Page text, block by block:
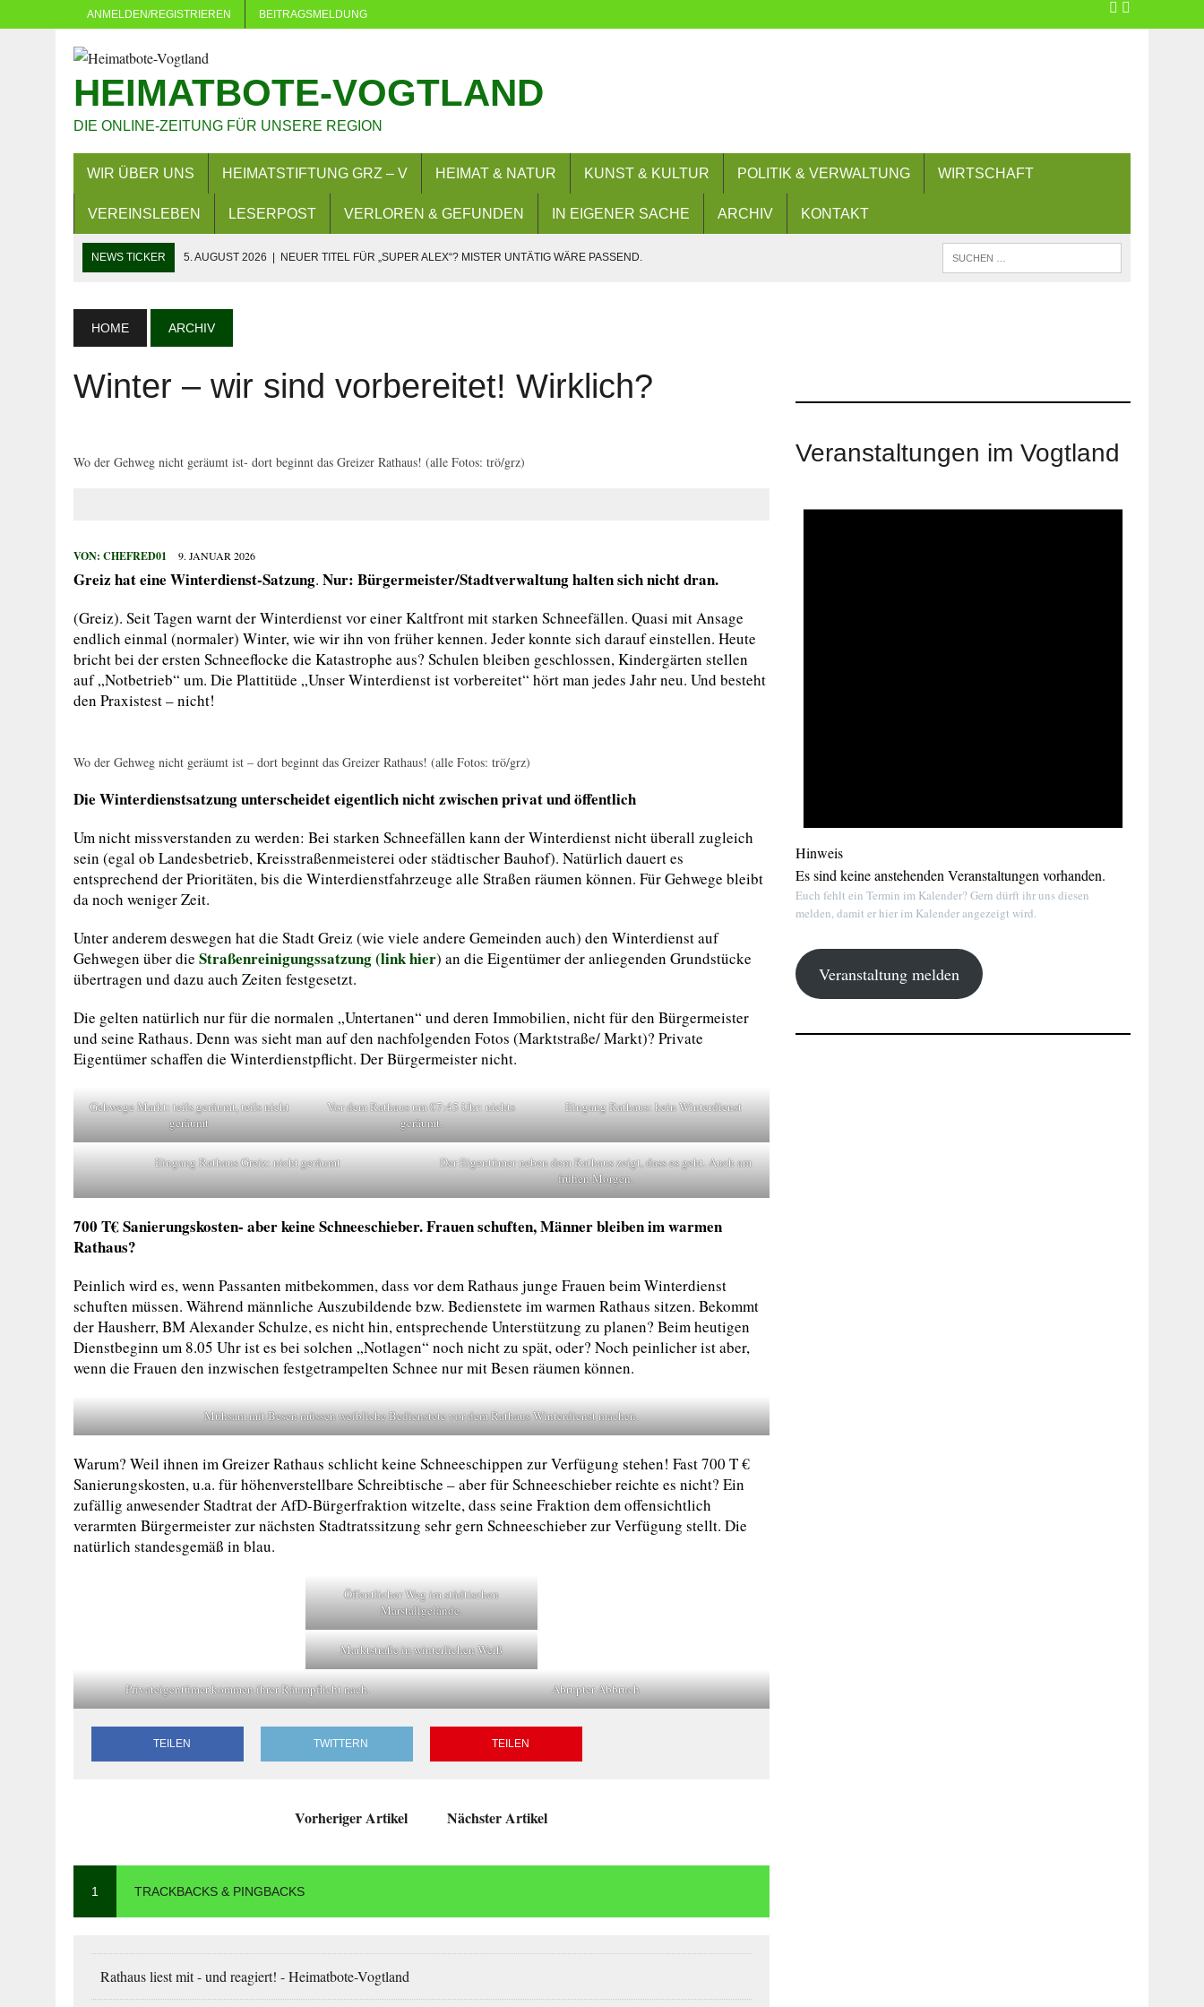
ANMELDEN/REGISTRIEREN BEITRAGSMELDUNG
HEIMATBOTE-VOGTLAND
DIE ONLINE-ZEITUNG FÜR UNSERE REGION
WIR ÜBER UNS HEIMATSTIFTUNG GRZ – V HEIMAT & NATUR KUNST & KULTUR POLITIK & VERWALTUNG WIRTSCHAFT
VEREINSLEBEN LESERPOST VERLOREN & GEFUNDEN IN EIGENER SACHE ARCHIV KONTAKT
NEWS TICKER 5. AUGUST 2026 NEUER TITEL FÜR „SUPER ALEX“? MISTER UNTÄTIG WÄRE PASSEND.
3. AUGUST 2026 | LANDKREIS GREIZ: FAHREN OHNE FAHRERLAUBNIS
29. JULI 2026 SOMMER IN EICH: MEHR ALS 380 KINDER BESUCHEN FLORIANBILDUNGSZENTRUM (FLOBIZ)
27. JULI 2026 | EINBRUCH IN ERLEBNISBAD
HOME ARCHIV
Winter – wir sind vorbereitet! Wirklich?
Wo der Gehweg nicht geräumt ist- dort beginnt das Greizer Rathaus! (alle Fotos: trö/grz)
VON: CHEFRED01 9. JANUAR 2026
Greiz hat eine Winterdienst-Satzung. Nur: Bürgermeister/Stadtverwaltung halten sich nicht dran.
(Greiz). Seit Tagen warnt der Winterdienst vor einer Kaltfront mit starken Schneefällen. Quasi mit Ansage
endlich einmal (normaler) Winter, wie wir ihn von früher kennen. Jeder konnte sich darauf einstellen. Heute
bricht bei der ersten Schneeflocke die Katastrophe aus? Schulen bleiben geschlossen, Kindergärten stellen
auf „Notbetrieb“ um. Die Plattitüde „Unser Winterdienst ist vorbereitet“ hört man jedes Jahr neu. Und besteht
den Praxistest – nicht!
Wo der Gehweg nicht geräumt ist – dort beginnt das Greizer Rathaus! (alle Fotos: trö/grz)
Die Winterdienstsatzung unterscheidet eigentlich nicht zwischen privat und öffentlich
Um nicht missverstanden zu werden: Bei starken Schneefällen kann der Winterdienst nicht überall zugleich
sein (egal ob Landesbetrieb, Kreisstraßenmeisterei oder städtischer Bauhof). Natürlich dauert es
entsprechend der Prioritäten, bis die Winterdienstfahrzeuge alle Straßen räumen können. Für Gehwege bleibt
da noch weniger Zeit.
Unter anderem deswegen hat die Stadt Greiz (wie viele andere Gemeinden auch) den Winterdienst auf
Gehwegen über die Straßenreinigungssatzung (link hier) an die Eigentümer der anliegenden Grundstücke
übertragen und dazu auch Zeiten festgesetzt.
Die gelten natürlich nur für die normalen „Untertanen“ und deren Immobilien, nicht für den Bürgermeister
und seine Rathaus. Denn was sieht man auf den nachfolgenden Fotos (Marktstraße/ Markt)? Private
Eigentümer schaffen die Winterdienstpflicht. Der Bürgermeister nicht.
Gehwege Markt: teils geräumt, teils nicht
geräumt
Vor dem Rathaus um 07:45 Uhr: nichts
geräumt.
Eingang Rathaus: kein Winterdienst
Eingang Rathaus Greiz: nicht geräumt
Der Eigentümer neben dem Rathaus zeigt, dass es geht. Auch am
frühen Morgen.
700 T€ Sanierungskosten- aber keine Schneeschieber. Frauen schuften, Männer bleiben im warmen
Rathaus?
Peinlich wird es, wenn Passanten mitbekommen, dass vor dem Rathaus junge Frauen beim Winterdienst
schuften müssen. Während männliche Auszubildende bzw. Bedienstete im warmen Rathaus sitzen. Bekommt
der Hausherr, BM Alexander Schulze, es nicht hin, entsprechende Unterstützung zu planen? Beim heutigen
Dienstbeginn um 8.05 Uhr ist es bei solchen „Notlagen“ noch nicht zu spät, oder? Noch peinlicher ist aber,
wenn die Frauen den inzwischen festgetrampelten Schnee nur mit Besen räumen können.
Mühsam mit Besen müssen weibliche Bedienstete vor dem Rathaus Winterdienst machen.
Warum? Weil ihnen im Greizer Rathaus schlicht keine Schneeschippen zur Verfügung stehen! Fast 700 T €
Sanierungskosten, u.a. für höhenverstellbare Schreibtische – aber für Schneeschieber reichte es nicht? Ein
zufällig anwesender Stadtrat der AfD-Bürgerfraktion witzelte, dass seine Fraktion dem offensichtlich
verarmten Bürgermeister zur nächsten Stadtratssitzung sehr gern Schneeschieber zur Verfügung stellt. Die
natürlich standesgemäß in blau.
Öffentlicher Weg im städtischen
Marstallgelände.
Marktstraße in winterlichen Weiß
Privateigentümer kommen ihrer Räumpflicht nach. Abrupter Abbruch
TEILEN TWITTERN TEILEN
Vorheriger Artikel Nächster Artikel
1 TRACKBACKS & PINGBACKS
Rathaus liest mit - und reagiert! - Heimatbote-Vogtland
Veranstaltungen im Vogtland
Hinweis
Es sind keine anstehenden Veranstaltungen vorhanden.
Euch fehlt ein Termin im Kalender? Gern dürft ihr uns diesen
melden, damit er hier im Kalender angezeigt wird.
Veranstaltung melden